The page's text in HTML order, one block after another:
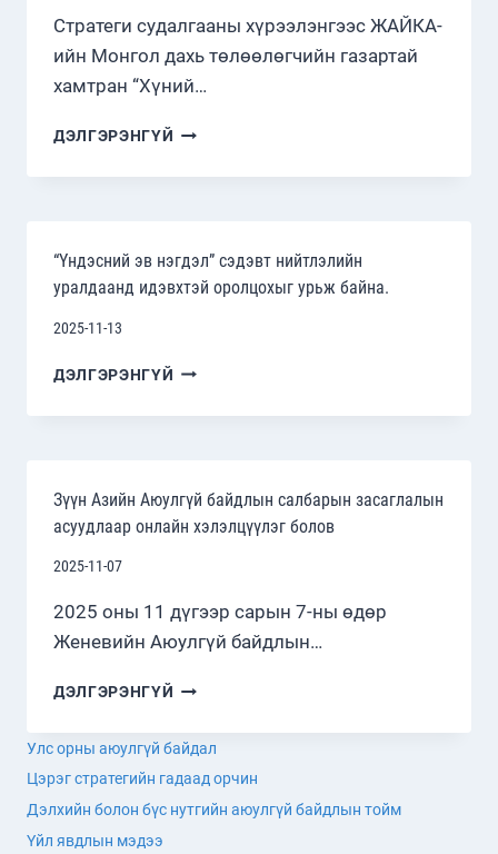
Стратеги судалгааны хүрээлэнгээс ЖАЙКА-
ийн Монгол дахь төлөөлөгчийн газартай
хамтран “Хүний…
ДЭЛГЭРЭНГҮЙ ХҮНИЙ
БАЙДЛЫН
УУЛЗАЛТ
БОЛЛОО
“Үндэсний эв нэгдэл” сэдэвт нийтлэлийн
уралдаанд идэвхтэй оролцохыг урьж байна.
2025-11-13
ДЭЛГЭРЭНГҮЙ “ҮНДЭСНИЙ
НЭГДЭЛ”
ИДЭВХТЭЙ
ОРОЛЦОХЫГ
Зүүн Азийн Аюулгүй байдлын салбарын засаглалын
асуудлаар онлайн хэлэлцүүлэг болов
2025-11-07
2025 оны 11 дүгээр сарын 7-ны өдөр
Женевийн Аюулгүй байдлын…
ДЭЛГЭРЭНГҮЙ ЗҮҮН
АЮУЛГҮЙ
БАЙДЛЫН
САЛБАРЫН
ЗАСАГЛАЛЫН
Улс орны аюулгүй байдал
Цэрэг стратегийн гадаад орчин
Дэлхийн болон бүс нутгийн аюулгүй байдлын тойм
Үйл явдлын мэдээ